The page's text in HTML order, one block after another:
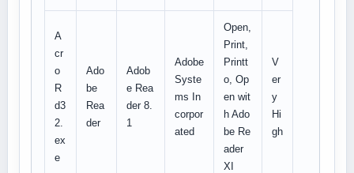
A
cr
o
R
d3
2.
ex
e
Ado
be
Rea
der
Adob
e Rea
der 8.
1
Adobe
Syste
ms In
corpor
ated
Open,
Print,
Printt
o, Op
en wit
h Ado
be Re
ader
XI
V
er
y
Hi
gh